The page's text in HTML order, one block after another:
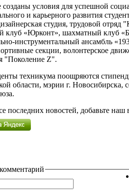
условия для успешной
и карьерного развития
студия, трудовой отряд
клуб «Юрконт», шахматный клуб
инструментальный ансамбль
секции, волонтерское
"Поколение Z".
техникума поощряются
области, мэрии г. Новосибирска,
последних новостей, добавьте наш